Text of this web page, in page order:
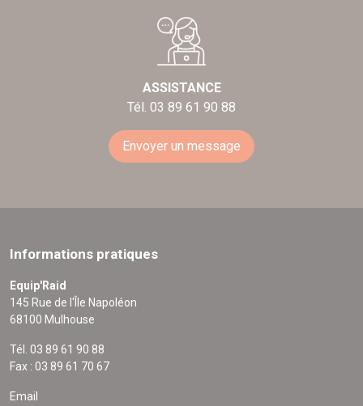
ASSISTANCE
Tél. 03 89 61 90 88
Envoyer un message
Informations pratiques
Equip'Raid
145 Rue de l'Île Napoléon
68100 Mulhouse
Tél. 03 89 61 90 88
Fax : 03 89 61 70 67
Email